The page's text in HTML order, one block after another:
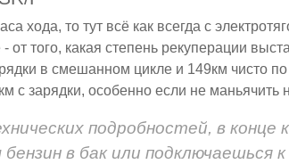
хода, то тут всё как всегда с
от того, какая степень рекуперации
в смешанном цикле и 149км чисто по
с зарядки, особенно если не маньячить
подробностей, в конце
в бак или подключаешься